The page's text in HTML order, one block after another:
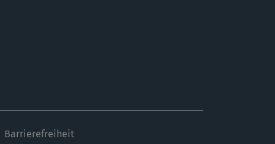
Barrierefreiheit